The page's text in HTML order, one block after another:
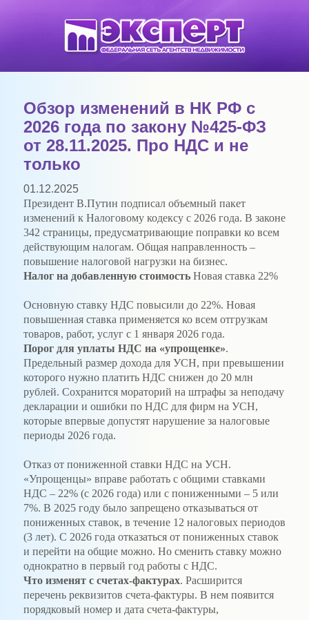
Обзор изменений в НК РФ с
2026 года по закону №425-ФЗ
от 28.11.2025. Про НДС и не
только
01.12.2025
Президент В.Путин подписал объемный пакет
изменений к Налоговому кодексу с 2026 года. В законе
342 страницы, предусматривающие поправки ко всем
действующим налогам. Общая направленность –
повышение налоговой нагрузки на бизнес.
Налог на добавленную стоимостьНовая ставка 22%
Основную ставку НДС повысили до 22%. Новая
повышенная ставка применяется ко всем отгрузкам
товаров, работ, услуг с 1 января 2026 года.
Порог для уплаты НДС на «упрощенке».
Предельный размер дохода для УСН, при превышении
которого нужно платить НДС снижен до 20 млн
рублей. Сохранится мораторий на штрафы за неподачу
декларации и ошибки по НДС для фирм на УСН,
которые впервые допустят нарушение за налоговые
периоды 2026 года.
Отказ от пониженной ставки НДС на УСН.
«Упрощенцы» вправе работать с общими ставками
НДС – 22% (с 2026 года) или с пониженными – 5 или
7%. В 2025 году было запрещено отказываться от
пониженных ставок, в течение 12 налоговых периодов
(3 лет). С 2026 года отказаться от пониженных ставок
и перейти на общие можно. Но сменить ставку можно
однократно в первый год работы с НДС.
Что изменят с счетах-фактурах. Расширится
перечень реквизитов счета-фактуры. В нем появится
порядковый номер и дата счета-фактуры,